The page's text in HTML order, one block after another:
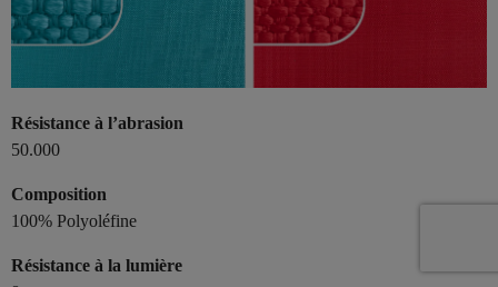
Résistance à l’abrasion
50.000
Composition
100% Polyoléfine
Résistance à la lumière